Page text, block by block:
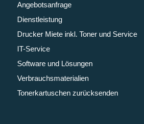
Angebotsanfrage
Dienstleistung
Drucker Miete inkl. Toner und Service
IT-Service
Software und Lösungen
Verbrauchsmaterialien
Tonerkartuschen zurücksenden